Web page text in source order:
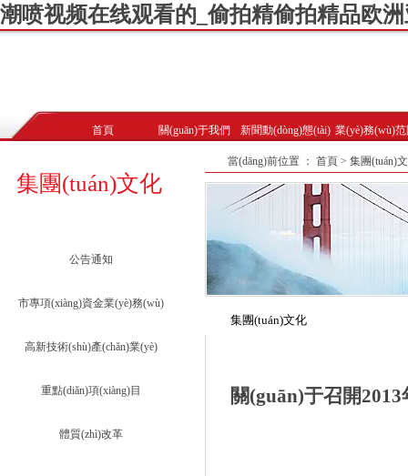
潮喷视频在线观看的_偷拍精偷拍精品欧
首頁 關(guān)于我們 新聞動(dòng)態(tài) 業(yè)務(wù)
集團(tuán)文化
公告通知
市專項(xiàng)資金業(yè)務(wù)
高新技術(shù)產(chǎn)業(yè)
重點(diǎn)項(xiàng)目
體質(zhì)改革
當(dāng)前位置 ： 首頁 > 集團(tuán)
集團(tuán)文化
關(guān)于召開